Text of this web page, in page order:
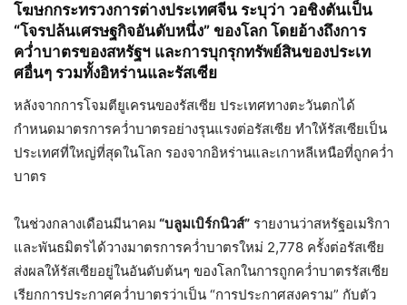
โฆษกกระทรวงการต่างประเทศจีน ระบุว่า วอชิงตันเป็น
“โจรปล้นเศรษฐกิจอันดับหนึ่ง” ของโลก โดยอ้างถึงการ
คว่ำบาตรของสหรัฐฯ และการบุกรุกทรัพย์สินของประเท
ศอื่นๆ รวมทั้งอิหร่านและรัสเซีย
หลังจากการโจมตียูเครนของรัสเซีย ประเทศทางตะวันตกได้
กำหนดมาตรการคว่ำบาตรอย่างรุนแรงต่อรัสเซีย ทำให้รัสเซียเป็น
ประเทศที่ใหญ่ที่สุดในโลก รองจากอิหร่านและเกาหลีเหนือที่ถูกคว่ำ
บาตร
ในช่วงกลางเดือนมีนาคม “บลูมเบิร์กนิวส์” รายงานว่าสหรัฐอเมริกา
และพันธมิตรได้วางมาตรการคว่ำบาตรใหม่ 2,778 ครั้งต่อรัสเซีย
ส่งผลให้รัสเซียอยู่ในอันดับต้นๆ ของโลกในการถูกคว่ำบาตรรัสเซีย
เรียกการประกาศคว่ำบาตรว่าเป็น “การประกาศสงคราม” กับตัว